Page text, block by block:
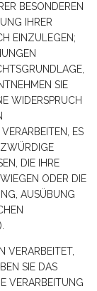
BESONDEREN
IHRER
EINZULEGEN;
SIE
WIDERSPRUCH
ES
DIE IHRE
ODER DIE
AUSÜBUNG
VERARBEITET,
SIE DAS
VERARBEITUNG